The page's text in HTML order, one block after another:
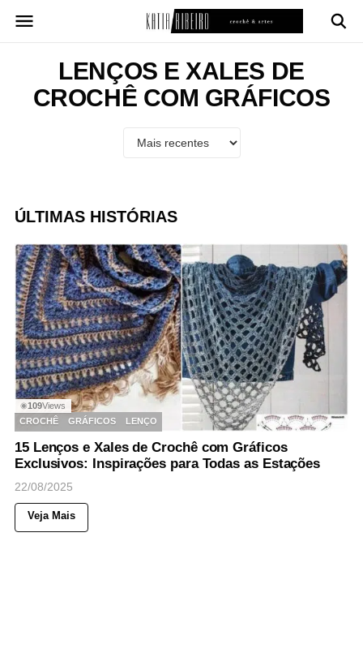
para
LENÇOS E XALES DE
CROCHÊ COM GRÁFICOS
ÚLTIMAS HISTÓRIAS
◉109Views
CROCHÊ
GRÁFICOS LENÇO
15 Lenços e Xales de Crochê com Gráficos
Exclusivos: Inspirações para Todas as Estações
22/08/2025
Veja Mais